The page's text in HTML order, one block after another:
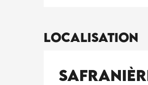
Localisation